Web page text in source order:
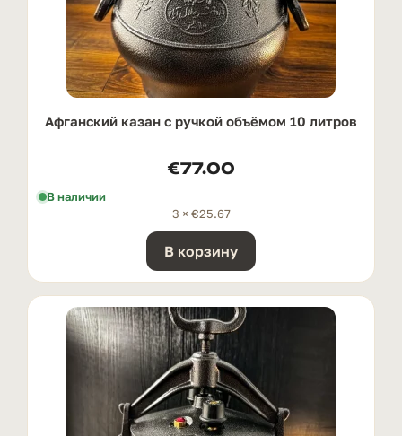
Афганский казан с ручкой oбъёмом 10 литров
€77.00
В наличии
3 × €25.67
В корзину